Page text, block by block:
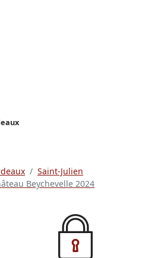
Saint-Julien
Beychevelle 2024